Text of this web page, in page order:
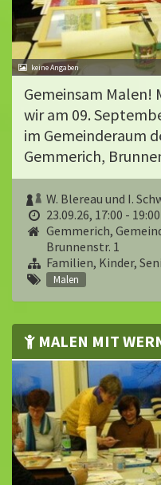
Gemeinsam Malen!
wir am 09.
im Gemeinderaum
Gemmerich,
W. Blereau und I.
23.09.26, 17:00 - 19:00
Gemmerich,
Brunnenstr. 1
Familien, Kinder,
Malen
MALEN MIT